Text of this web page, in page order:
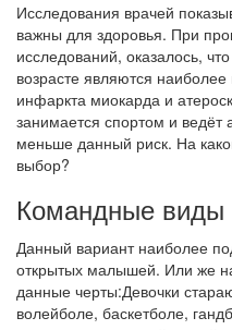
Исследования врачей
важны для здоровья. При
исследований, оказалось,
возрасте являются
инфаркта миокарда и
занимается спортом и ведёт
меньше данный риск. На
выбор?
Командные виды
Данный вариант наиболее
открытых малышей. Или же
данные черты:Девочки
волейболе, баскетболе,